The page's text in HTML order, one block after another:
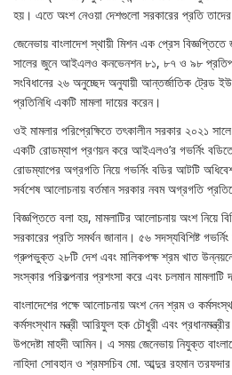
হয়। এতে অংশ নেওয়া দেশগুলো সরকারের প্রতি
জেনেভায় বাংলাদেশ স্থায়ী মিশন এক প্রেস
সালের জুনে আইএলও কনভেনশন ৮১, ৮৭ ও ৯৮
সংবিধানের ২৬ অনুচ্ছেদ অনুযায়ী আন্তর্জাতিক ট্রেড
প্রতিনিধি একটি মামলা দায়ের করেন।
ওই মামলার পরিপ্রেক্ষিতে তৎকালীন সরকার ২০২১
একটি রোডম্যাপ প্রণয়ন করে আইএলও’র গভর্নিং
রোডম্যাপের অগ্রগতি নিয়ে গভর্নিং বডির আটটি
সর্বশেষ আলোচনায় বর্তমান সরকার নবম অগ্রগতি
বিজ্ঞপ্তিতে বলা হয়, মামলাটির আলোচনায় অংশ নিয়ে
সরকারের প্রতি সমর্থন জানান। ৫৬ সদস্যবিশিষ্ট
গ্রুপভুক্ত ২৮টি দেশ এবং মালিকপক্ষ শ্রম খাত
সংস্কার পরিকল্পনার প্রশংসা করে এবং চলমান মামলাটি
বাংলাদেশের পক্ষে আলোচনায় অংশ নেন শ্রম ও
কর্মসংস্থান মন্ত্রী আরিফুল হক চৌধুরী এবং
উপদেষ্টা মাহদী আমিন। এ সময় জেনেভায় নিযুক্ত
নাহিদা সোবহান ও শ্রমসচিব মো. আব্দুর রহমান